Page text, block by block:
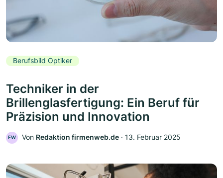
Berufsbild Optiker
Techniker in der
Brillenglasfertigung: Ein Beruf für
Präzision und Innovation
FW Von Redaktion firmenweb.de ‧ 13. Februar 2025